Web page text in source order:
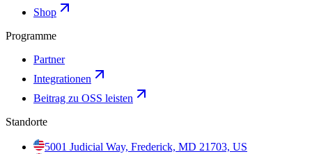
Shop
Programme
Partner
Integrationen
Beitrag zu OSS leisten
Standorte
5001 Judicial Way, Frederick, MD 21703, US